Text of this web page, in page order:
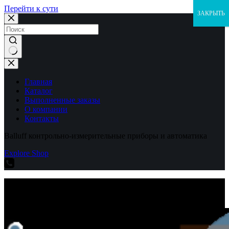
Перейти к сути
Ничего
не
найденоГлавная
Каталог
Выполненные заказы
О компании
Контакты
Balluff контрольно-измерительные приборы и автоматика
Explore Shop
ЗАКРЫТЬ